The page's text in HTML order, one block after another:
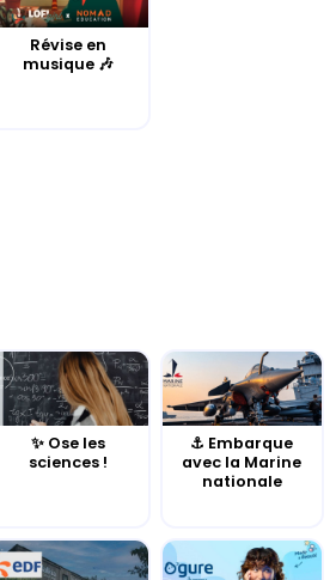
Révise en
musique 🎶
✨ Ose les
sciences !
⚓️ Embarque
avec la Marine
nationale